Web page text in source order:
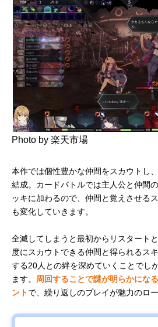
Photo by 楽天市場
本作では個性豊かな仲間をスカウトし
結成。カードバトルでは主人公と仲間
ッキに加わるので、仲間と覚えさせる
も変化していきます。
全滅してしまうと最初からリスタート
度にスカウトできる仲間と得られるス
する20人との絆を深めていくことでし
ます。 周回することで謎が明らかにな
ントで、繰り返しのプレイが魅力のロ